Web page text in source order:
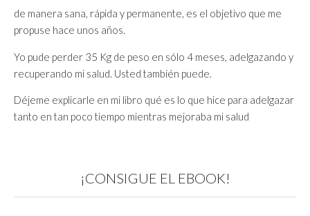
de manera sana, rápida y permanente, es el objetivo que me
propuse hace unos años.
Yo pude perder 35 Kg de peso en sólo 4 meses, adelgazando y
recuperando mi salud. Usted también puede.
Déjeme explicarle en mi libro qué es lo que hice para adelgazar
tanto en tan poco tiempo mientras mejoraba mi salud
¡CONSIGUE EL EBOOK!